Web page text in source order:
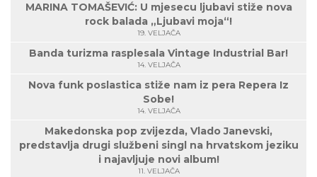
MARINA TOMAŠEVIĆ: U mjesecu ljubavi stiže nova
rock balada „Ljubavi moja“!
19. VELJAČA
Banda turizma rasplesala Vintage Industrial Bar!
14. VELJAČA
Nova funk poslastica stiže nam iz pera Repera Iz
Sobe!
14. VELJAČA
Makedonska pop zvijezda, Vlado Janevski,
predstavlja drugi službeni singl na hrvatskom jeziku
i najavljuje novi album!
11. VELJAČA